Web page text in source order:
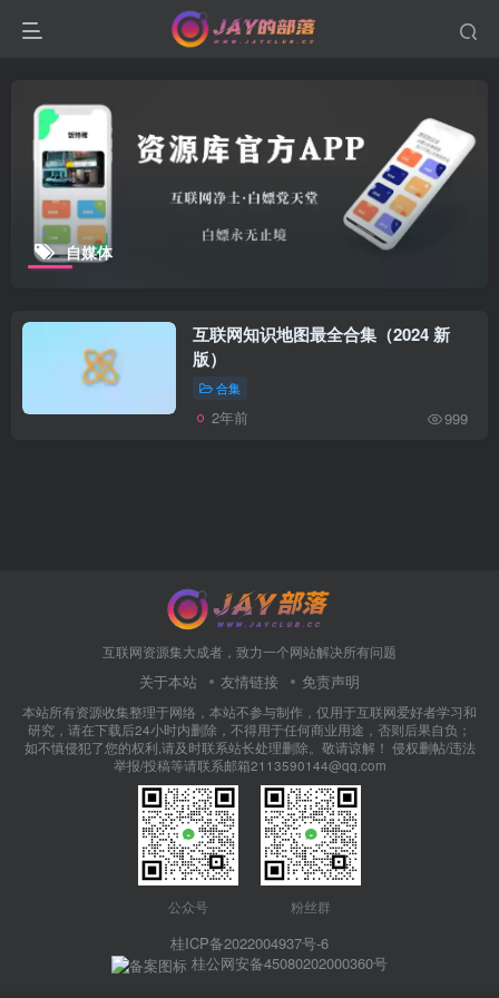
自媒体
互联网知识地图最全合集（2024 新
版）
合集
2年前 999
互联网资源集大成者，致力一个网站解决所有问题
关于本站 友情链接 免责声明
本站所有资源收集整理于网络，本站不参与制作，仅用于互联网爱好者学习和
研究，请在下载后24小时内删除，不得用于任何商业用途，否则后果自负；
如不慎侵犯了您的权利,请及时联系站长处理删除。敬请谅解！ 侵权删帖/违法
举报/投稿等请联系邮箱2113590144@qq.com
公众号 粉丝群
桂ICP备2022004937号-6
桂公网安备45080202000360号